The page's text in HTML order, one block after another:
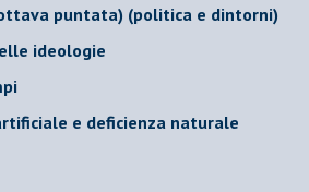
puntata) (politica e dintorni)
ideologie
e deficienza naturale